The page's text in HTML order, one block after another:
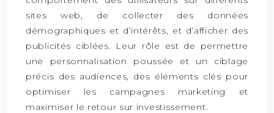
sites web, de collecter des données
démographiques et d’intérêts, et d’afficher des
publicités ciblées. Leur rôle est de permettre
une personnalisation poussée et un ciblage
précis des audiences, des éléments clés pour
optimiser les campagnes marketing et
maximiser le retour sur investissement.